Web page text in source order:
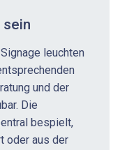
leuchten
und der
Die
bespielt,
oder aus der